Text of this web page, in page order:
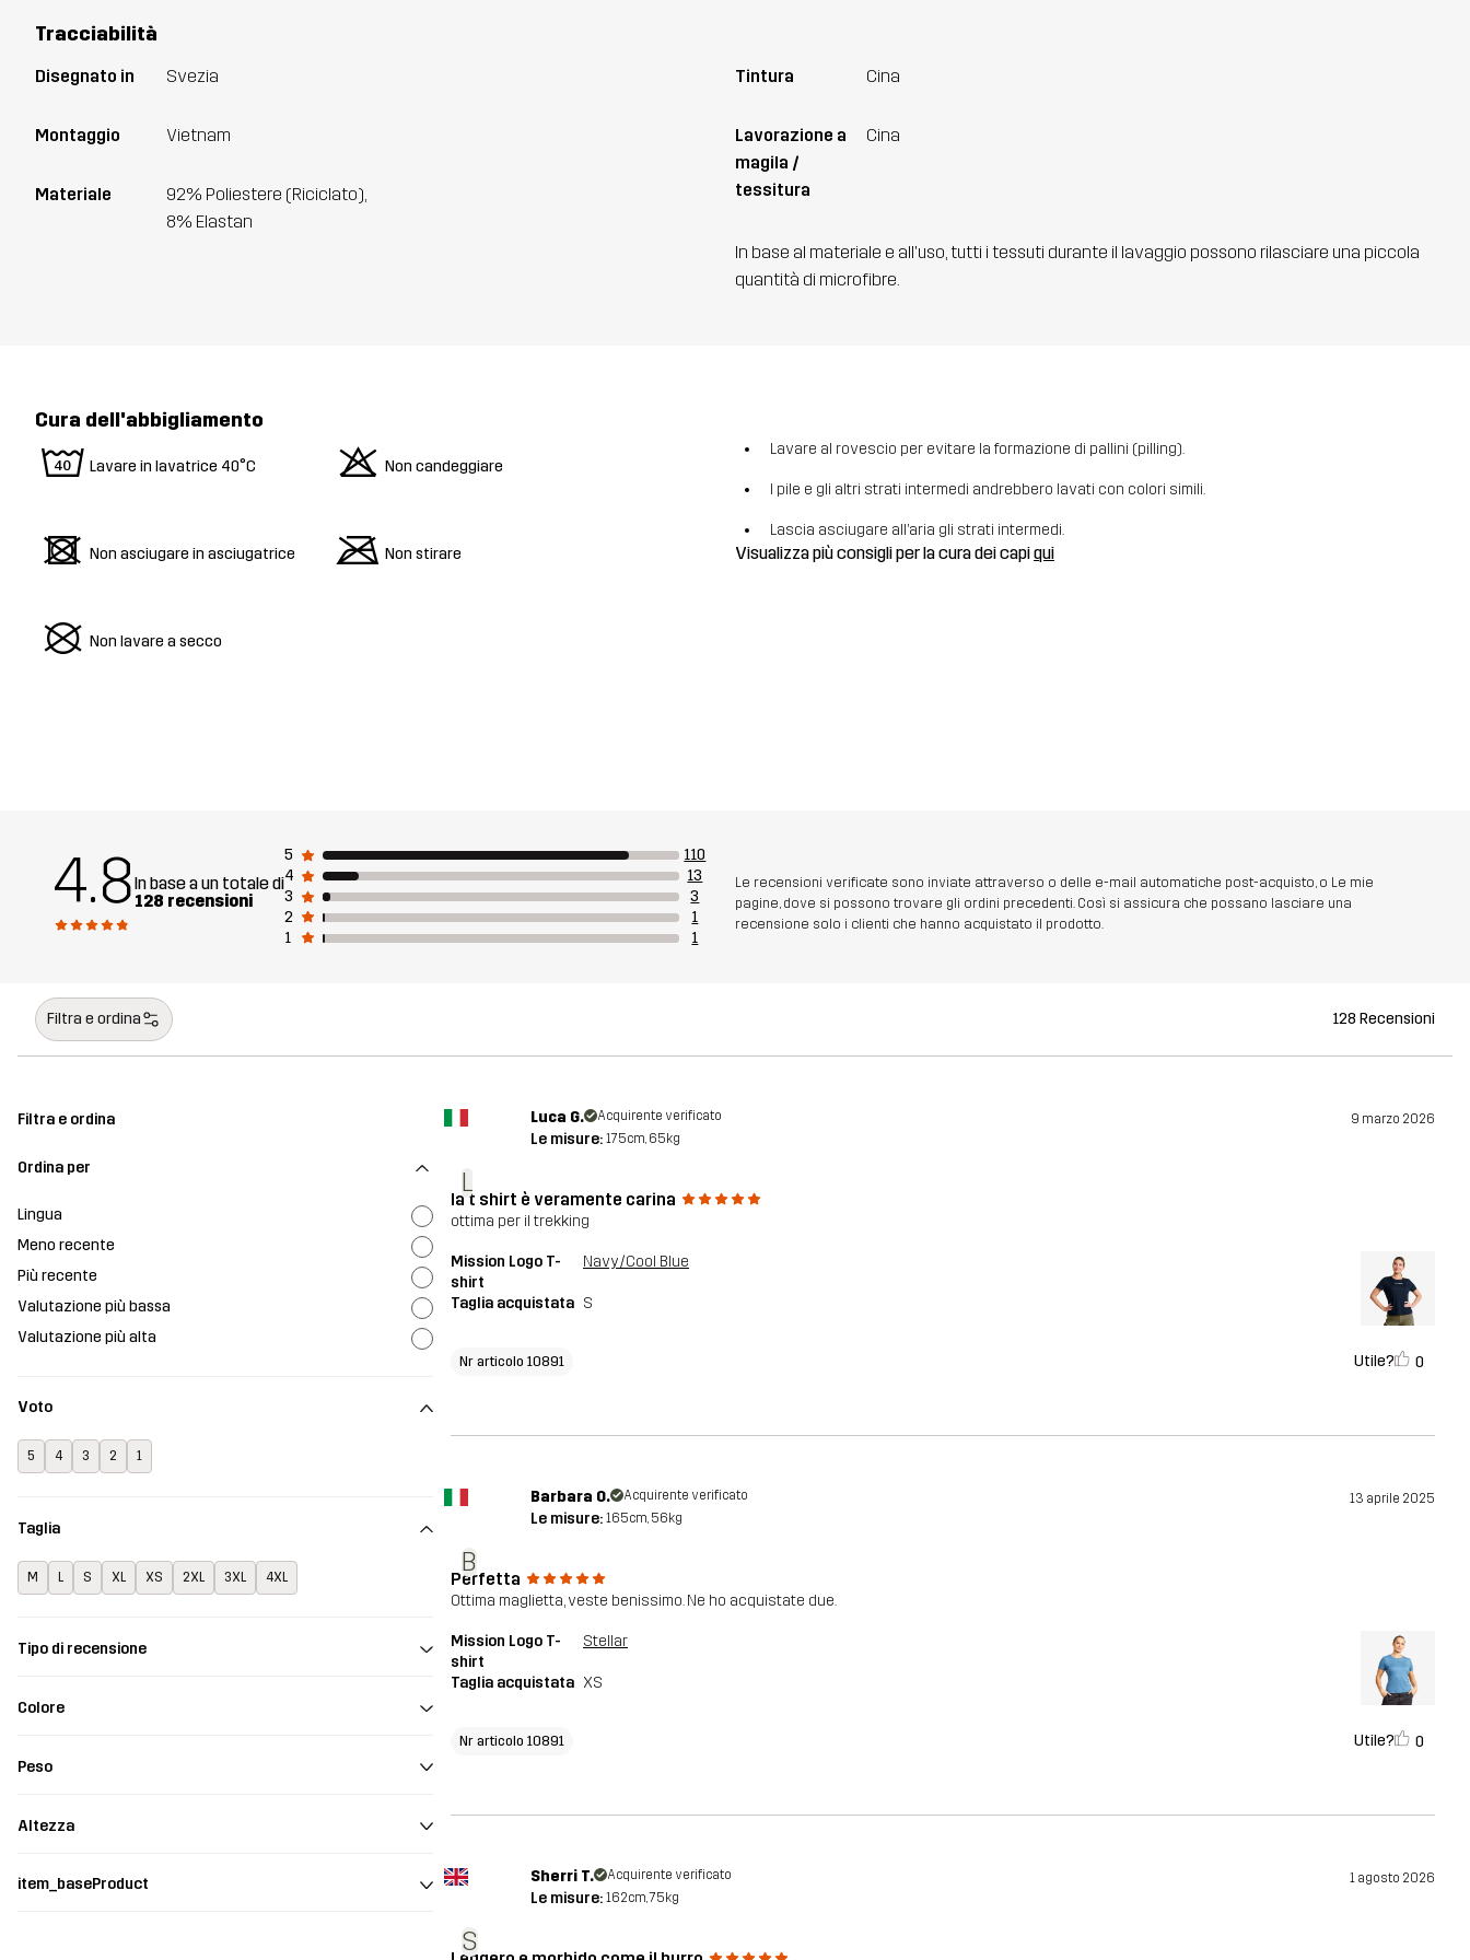
Tracciabilità
Disegnato in Svezia
Montaggio Vietnam
Materiale
92% Poliestere (Riciclato),
8% Elastan
Tintura Cina
Lavorazione a
magila /
tessitura
Cina
In base al materiale e all'uso, tutti i tessuti durante il lavaggio possono rilasciare una piccola
quantità di microfibre.
Cura dell'abbigliamento
8 Lavare in lavatrice 40°C o Non candeggiare
d Non asciugare in asciugatrice m Non stirare
U Non lavare a secco
Lavare al rovescio per evitare la formazione di pallini (pilling).
I pile e gli altri strati intermedi andrebbero lavati con colori simili.
Lascia asciugare all’aria gli strati intermedi.
Visualizza più consigli per la cura dei capiqui
4.8In base a un totale di
128 recensioni
5
110
4
13
3
3
2
1
1
1
Le recensioni verificate sono inviate attraverso o delle e-mail automatiche post-acquisto, o Le mie
pagine, dove si possono trovare gli ordini precedenti. Così si assicura che possano lasciare una
recensione solo i clienti che hanno acquistato il prodotto.
Filtra e ordina 128 Recensioni
Filtra e ordina
Ordina per
Lingua
Meno recente
Più recente
Valutazione più bassa
Valutazione più alta
Voto
5 4 3 2 1
Taglia
M L S XL XS 2XL 3XL 4XL
Tipo di recensione
Colore
Peso
Altezza
item_baseProduct
L
Luca G. Acquirente verificato 9 marzo 2026
Le misure: 175cm, 65kg
la t shirt è veramente carina
ottima per il trekking
Mission Logo T-
shirt
Navy/Cool Blue
Taglia acquistata S
Nr articolo 10891 Utile? 0
B
Barbara O. Acquirente verificato 13 aprile 2025
Le misure: 165cm, 56kg
Perfetta
Ottima maglietta, veste benissimo. Ne ho acquistate due.
Mission Logo T-
shirt
Stellar
Taglia acquistata XS
Nr articolo 10891 Utile? 0
S
Sherri T. Acquirente verificato 1 agosto 2026
Le misure: 162cm, 75kg